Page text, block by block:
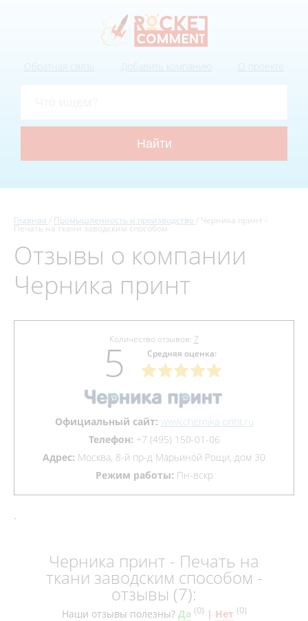
Добавить компанию
Главная Промышленность и производство Черника принт -
Печать на ткани заводским способом
Отзывы о компании
Черника принт
Количество отзывов: 7
Средняя оценка:
5
Официальный сайт: www.chernika-print.ru
Телефон: +7 (495) 150-01-06
Адрес: Москва, 8-й пр-д Марьиной Рощи, дом 30
Режим работы: Пн-вскр
.
Черника принт - Печать на
ткани заводским способом -
отзывы (7):
Наши отзывы полезны? Да (0) | Нет (0)